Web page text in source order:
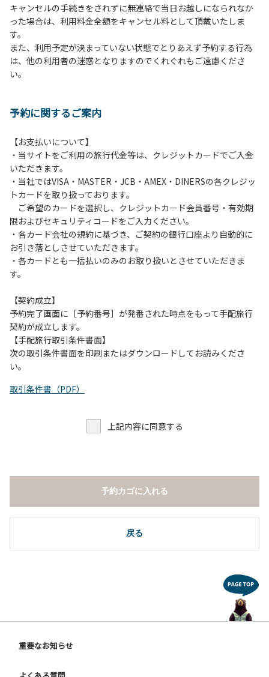
手続きを行ってください。
４、車両は、荷物の積み下ろし時以外は、駐車場にとめてく
ださい。
５、チェックアウトは、午前10時まで（日帰り使用の場合は
午後5時まで）です。チェックインの手続きを行っていない
方や使用人数が増えた場合は、必ず手続きを行ってくださ
ら午前10時までの間にゴミステーションに出してください。
は、お持ち帰りをお願いします。
【禁止事項】
カラオケ、発電機、地面での直火による焚き火、キャンプフ
ァイヤー、打ち上げ式花火、テントサウナの設置
【注意事項】
当キャンプ場のそばを流れる歴舟川は、上流で雨が降ると短
時間で増水し、川原で遊んでいると大変危険な状態になりや
すく、過去にも増水により人が流される事故が数件起きてい
（１）川原にテントやタープを張らない。
（２）雨が降ったときは川原で遊ばない。
（３）カムイコタン公園キャンプ場で雨が降らなくても、上
流で雨が降り急に増水することがあるので、水の濁りに注意
し、濁り始めたときには直ちに川原での遊びを中止する。
（４）キャンプ場の管理者や地元住民から川についての注意
キャンセルの手続きをされずに無連絡で当日お越しになられなか
った場合は、利用料金全額をキャンセル料として頂戴いたしま
す。
また、利用予定が決まっていない状態でとりあえず予約する行為
は、他の利用者の迷惑となりますのでくれぐれもご遠慮くださ
い。
予約に関するご案内
【お支払いについて】
・当サイトをご利用の旅行代金等は、クレジットカードでご入金
いただきます。
・当社ではVISA・MASTER・JCB・AMEX・DINERSの各クレジッ
トカードを取り扱っております。
ご希望のカードを選択し、クレジットカード会員番号・有効期
限およびセキュリティコードをご入力ください。
・各カード会社の規約に基づき、ご契約の銀行口座より自動的に
お引き落としさせていただきます。
・各カードとも一括払いのみのお取り扱いとさせていただきま
す。
【契約成立】
予約完了画面に［予約番号］が発番された時点をもって手配旅行
契約が成立します。
【手配旅行取引条件書面】
次の取引条件書面を印刷またはダウンロードしてお読みくださ
い。
取引条件書（PDF）
上記内容に同意する
戻る
予約カゴに入れる
重要なお知らせ